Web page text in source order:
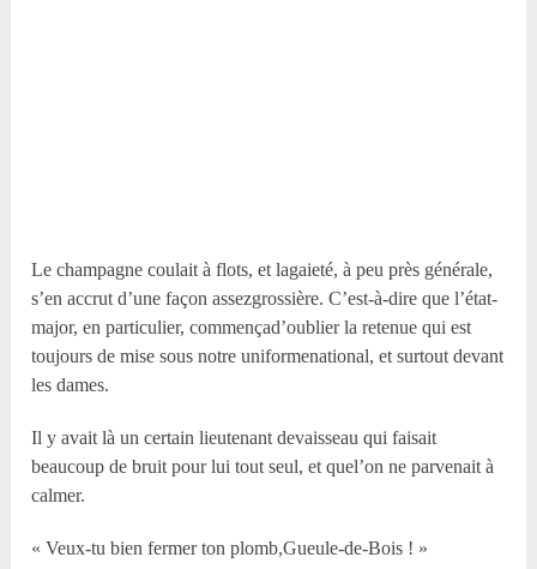
Le champagne coulait à flots, et lagaieté, à peu près générale,
s’en accrut d’une façon assezgrossière. C’est-à-dire que l’état-
major, en particulier, commençad’oublier la retenue qui est
toujours de mise sous notre uniformenational, et surtout devant
les dames.
Il y avait là un certain lieutenant devaisseau qui faisait
beaucoup de bruit pour lui tout seul, et quel’on ne parvenait à
calmer.
« Veux-tu bien fermer ton plomb,Gueule-de-Bois ! »